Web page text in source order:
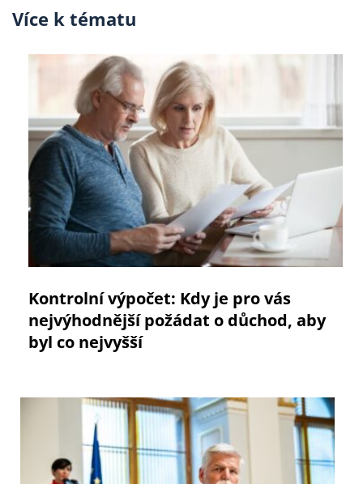
Více k tématu
Kontrolní výpočet: Kdy je pro vás
nejvýhodnější požádat o důchod, aby
byl co nejvyšší